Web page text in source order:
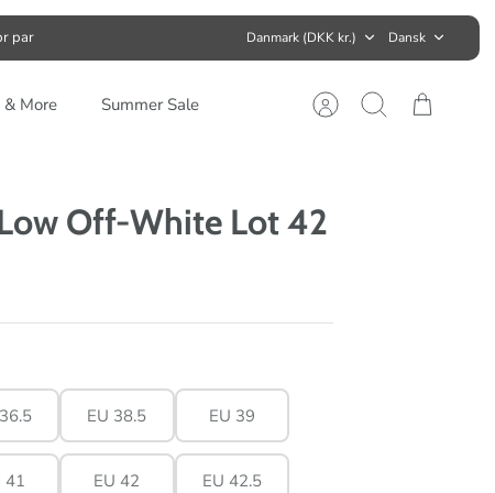
par Valuta
Danmark (DKK kr.) Sprog
Dansk
& More Summer Sale Konto Søg Kurv
Off-White Lot 42
EU 38.5 EU 39
41 EU 42 EU 42.5